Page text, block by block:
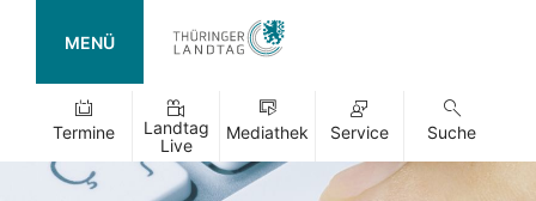
MENÜ
Termine
Landtag
Live
Mediathek Service Suche